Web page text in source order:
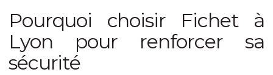
Pourquoi choisir Fichet à
Lyon pour renforcer sa
sécurité
Statistiques
Afin que nous
puissions
améliorer la